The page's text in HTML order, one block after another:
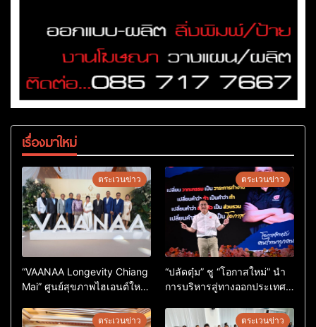
เรื่องมาใหม่
ตระเวนข่าว
“VAANAA Longevity Chiang
Mai” ศูนย์สุขภาพไฮเอนต์ใหญ่
ตระเวนข่าว
“ปลัดตุ๋ม” ชู “โอกาสใหม่” นำ
การบริหารสู่ทางออกประเทศ
ตระเวนข่าว ตระเวนข่าว